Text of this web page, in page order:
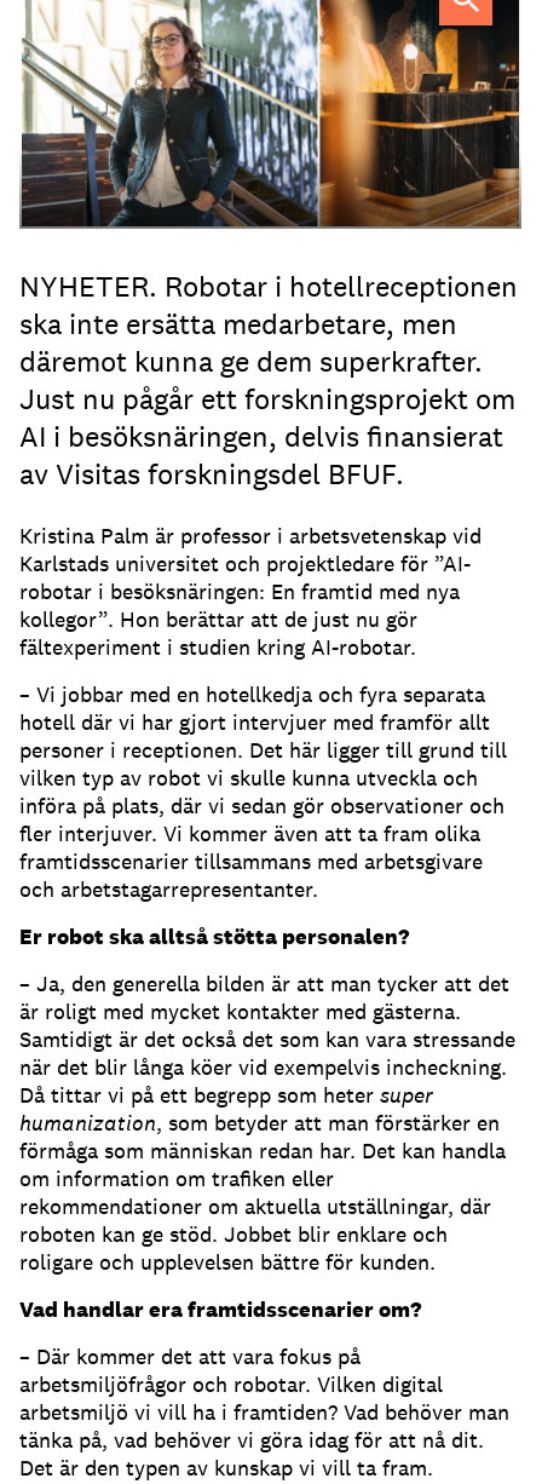
Dylan Calluy / Unsplash
NYHETER. Robotar i hotellreceptionen
ska inte ersätta medarbetare, men
däremot kunna ge dem superkrafter.
Just nu pågår ett forskningsprojekt om
AI i besöksnäringen, delvis finansierat
av Visitas forskningsdel BFUF.
Kristina Palm är professor i arbetsvetenskap vid
Karlstads universitet och projektledare för ”AI-
robotar i besöksnäringen: En framtid med nya
kollegor”. Hon berättar att de just nu gör
fältexperiment i studien kring AI-robotar.
– Vi jobbar med en hotellkedja och fyra separata
hotell där vi har gjort intervjuer med framför allt
personer i receptionen. Det här ligger till grund till
vilken typ av robot vi skulle kunna utveckla och
införa på plats, där vi sedan gör observationer och
fler interjuver. Vi kommer även att ta fram olika
framtidsscenarier tillsammans med arbetsgivare
och arbetstagarrepresentanter.
Er robot ska alltså stötta personalen?
– Ja, den generella bilden är att man tycker att det
är roligt med mycket kontakter med gästerna.
Samtidigt är det också det som kan vara stressande
när det blir långa köer vid exempelvis incheckning.
Då tittar vi på ett begrepp som heter super
humanization, som betyder att man förstärker en
förmåga som människan redan har. Det kan handla
om information om trafiken eller
rekommendationer om aktuella utställningar, där
roboten kan ge stöd. Jobbet blir enklare och
roligare och upplevelsen bättre för kunden.
Vad handlar era framtidsscenarier om?
– Där kommer det att vara fokus på
arbetsmiljöfrågor och robotar. Vilken digital
arbetsmiljö vi vill ha i framtiden? Vad behöver man
tänka på, vad behöver vi göra idag för att nå dit.
Det är den typen av kunskap vi vill ta fram.